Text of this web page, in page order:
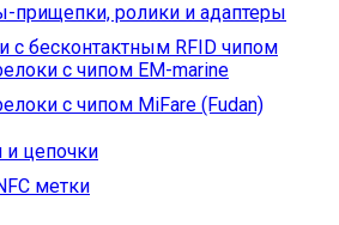
прищепки, ролики и адаптеры
с бесконтактным RFID чипом
с чипом EM-marine
с чипом MiFare (Fudan)
цепочки
метки